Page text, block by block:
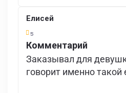
Елисей
5
Комментарий
Заказывал для
говорит именно